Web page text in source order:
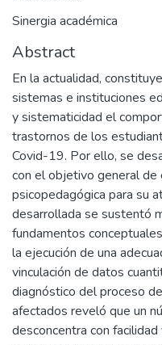
Sinergia académica
Abstract
En la actualidad,
sistemas e instituciones
y sistematicidad el
trastornos de los
Covid-19. Por ello, se
con el objetivo general de
psicopedagógica para su
desarrollada se sustentó
fundamentos
la ejecución de una
vinculación de datos
diagnóstico del proceso
afectados reveló que un
desconcentra con